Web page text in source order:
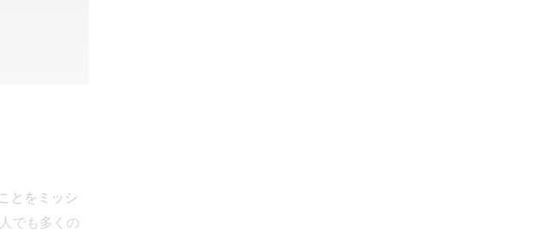
とをミッシ
でも多くの